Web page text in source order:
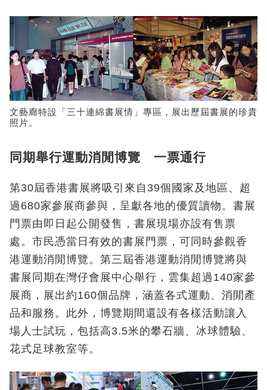
文藝廊特設「三十連綿書展情」專區，展出歷屆書展的珍貴
照片。
同期舉行運動消閒博覽 一票通行
第30屆香港書展將吸引來自39個國家及地區、超
過680家參展商參與，呈獻各地的優質讀物。書展
門票由即日起公開發售，書展現場亦設有售票
處。市民憑當日有效的書展門票，可同時參觀香
港運動消閒博覽。第三屆香港運動消閒博覽將與
書展同期在灣仔會展中心舉行，雲集超過140家參
展商，展出約160個品牌，涵蓋各式運動、消閒產
品和服務。此外，博覽期間還設有各樣活動讓入
場人士試玩，包括高3.5米的攀石牆、冰球體驗、
花式足球教室等。